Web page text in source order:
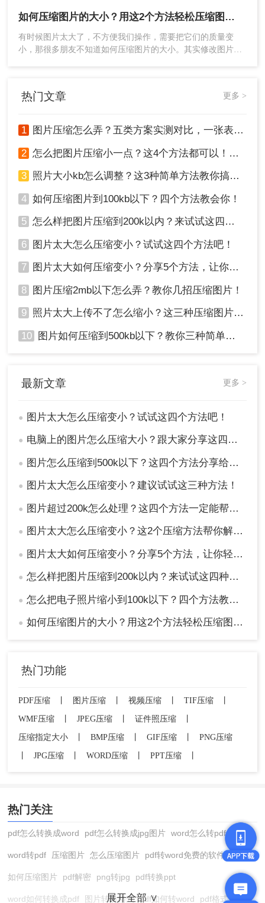
1、打开在线图片压缩网址：
https://pdftoword.55.la/imgcompress/
2、上传要压缩的图片，支持多种图片格式哦~
3、在压缩的时候你还可以转换图片的格式哦，选择
一下压缩程度，但是压缩力度越大，图片的画质会
有所影响哦。慎重选择。
4、压缩成功，点击下载即可。大家也可以看到压缩
后的体积，对比压缩前是不是小了很多呢~
技术水平和需求，选择最适合的压缩方法，无论是
线上工具还是专业软件，都能帮助您有效地管理图
进行压缩。怎么把电子照片缩小到100k以下呢？下面将介绍几
种常用的方法。
如何压缩图片的大小？用这2个方法轻松压缩图片！简单快速
有时候图片太大了，不方便我们操作，需要把它们的质量变
小，那很多朋友不知道如何压缩图片的大小。其实修改图片分
热门文章 更多 >
1 图片压缩怎么弄？五类方案实测对比，一张表看懂怎么选！
2 怎么把图片压缩小一点？这4个方法都可以！赶紧试试！
3 照片大小kb怎么调整？这3种简单方法教你搞定！
4 如何压缩图片到100kb以下？四个方法教会你！
5 怎么样把图片压缩到200k以内？来试试这四种压缩方法！
6 图片太大怎么压缩变小？试试这四个方法吧！
7 图片太大如何压缩变小？分享5个方法，让你轻松调整图片大小
8 图片压缩2mb以下怎么弄？教你几招压缩图片！
9 照片太大上传不了怎么缩小？这三种压缩图片的方法非常实用！
10 图片如何压缩到500kb以下？教你三种简单方法！
最新文章 更多 >
● 图片太大怎么压缩变小？试试这四个方法吧！
● 电脑上的图片怎么压缩大小？跟大家分享这四个方法！
● 图片怎么压缩到500k以下？这四个方法分享给大家！
● 图片太大怎么压缩变小？建议试试这三种方法！
● 图片超过200k怎么处理？这四个方法一定能帮到你！
● 图片太大怎么压缩变小？这2个压缩方法帮你解决！
● 图片太大如何压缩变小？分享5个方法，让你轻松调整图片大小
● 怎么样把图片压缩到200k以内？来试试这四种压缩方法！
● 怎么把电子照片缩小到100k以下？四个方法教会你！
● 如何压缩图片的大小？用这2个方法轻松压缩图片！简单快速
热门功能
PDF压缩 图片压缩 视频压缩 TIF压缩
WMF压缩
JPEG压缩 证件照压缩
压缩指定大小
BMP压缩 GIF压缩
PNG压缩
JPG压缩 WORD压缩 PPT压缩
热门关注
pdf怎么转换成word pdf怎么转换成jpg图片 word怎么转pdf
word转pdf 压缩图片 怎么压缩图片 pdf转word免费的软件
如何压缩图片 pdf解密 png转jpg pdf转换ppt
word如何转换成pdf 图片转换格式 pdf如何转word pdf格式转换
展开全部 ∨